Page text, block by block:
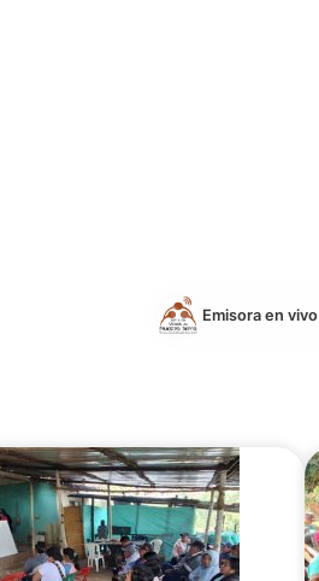
Emisora en vivo